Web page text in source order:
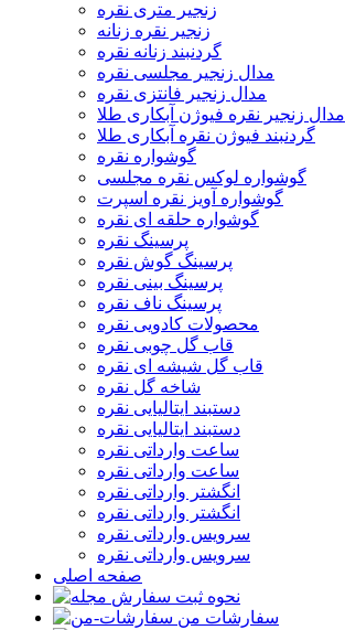
زنجیر متری نقره
زنجیر نقره زنانه
گردنبند زنانه نقره
مدال زنجیر مجلسی نقره
مدال زنجیر فانتزی نقره
مدال زنجیر نقره فیوژن آبکاری طلا
گردنبند فیوژن نقره آبکاری طلا
گوشواره نقره
گوشواره لوکس نقره مجلسی
گوشواره آویز نقره اسپرت
گوشواره حلقه ای نقره
پرسینگ نقره
پرسینگ گوش نقره
پرسینگ بینی نقره
پرسینگ ناف نقره
محصولات کادویی نقره
قاب گل چوبی نقره
قاب گل شیشه ای نقره
شاخه گل نقره
دستبند ایتالیایی نقره
دستبند ایتالیایی نقره
ساعت وارداتی نقره
ساعت وارداتی نقره
انگشتر وارداتی نقره
انگشتر وارداتی نقره
سرویس وارداتی نقره
سرویس وارداتی نقره
صفحه اصلی
نحوه ثبت سفارش
سفارشات من